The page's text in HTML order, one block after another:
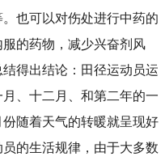
也可以对伤处进行中药的
的药物，减少兴奋剂风
得出结论：田径运动员运
、十二月、和第二年的一
随着天气的转暖就呈现好
的生活规律，由于大多数